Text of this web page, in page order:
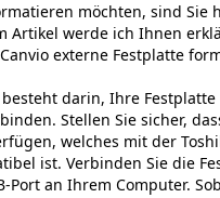
möchten, sind Sie
Artikel werde ich Ihnen
externe Festplatte
darin, Ihre
Stellen Sie sicher,
welches mit der
ist. Verbinden Sie die
Port an Ihrem Computer.